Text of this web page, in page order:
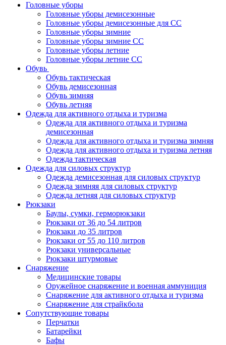
Головные уборы
Головные уборы демисезонные
Головные уборы демисезонные для СС
Головные уборы зимние
Головные уборы зимние СС
Головные уборы летние
Головные уборы летние СС
Обувь
Обувь тактическая
Обувь демисезонная
Обувь зимняя
Обувь летняя
Одежда для активного отдыха и туризма
Одежда для активного отдыха и туризма
демисезонная
Одежда для активного отдыха и туризма зимняя
Одежда для активного отдыха и туризма летняя
Одежда тактическая
Одежда для силовых структур
Одежда демисезонная для силовых структур
Одежда зимняя для силовых структур
Одежда летняя для силовых структур
Рюкзаки
Баулы, сумки, герморюкзаки
Рюкзаки от 36 до 54 литров
Рюкзаки до 35 литров
Рюкзаки от 55 до 110 литров
Рюкзаки универсальные
Рюкзаки штурмовые
Снаряжение
Медицинские товары
Оружейное снаряжение и военная аммуниция
Снаряжение для активного отдыха и туризма
Снаряжение для страйкбола
Сопутствующие товары
Перчатки
Батарейки
Бафы